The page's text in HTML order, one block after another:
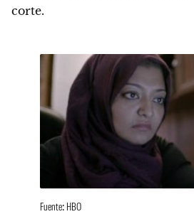
corte.
Fuente: HBO